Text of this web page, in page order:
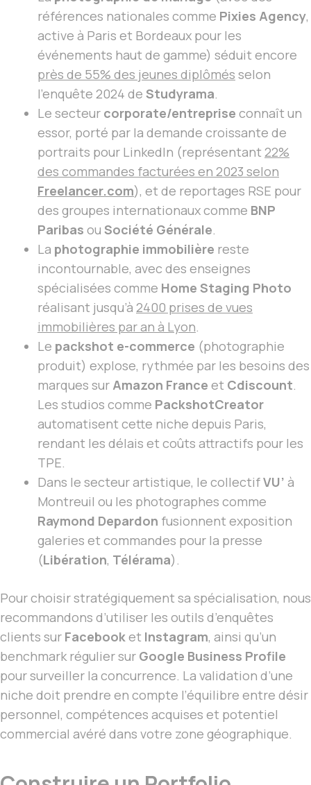
références nationales comme Pixies Agency,
active à Paris et Bordeaux pour les
événements haut de gamme) séduit encore
près de 55% des jeunes diplômés selon
l’enquête 2024 de Studyrama.
Le secteur corporate/entreprise connaît un
essor, porté par la demande croissante de
portraits pour LinkedIn (représentant 22%
des commandes facturées en 2023 selon
Freelancer.com), et de reportages RSE pour
des groupes internationaux comme BNP
Paribas ou Société Générale.
La photographie immobilière reste
incontournable, avec des enseignes
spécialisées comme Home Staging Photo
réalisant jusqu’à 2400 prises de vues
immobilières par an à Lyon.
Le packshot e-commerce (photographie
produit) explose, rythmée par les besoins des
marques sur Amazon France et Cdiscount.
Les studios comme PackshotCreator
automatisent cette niche depuis Paris,
rendant les délais et coûts attractifs pour les
TPE.
Dans le secteur artistique, le collectifVU’ à
Montreuil ou les photographes comme
Raymond Depardon fusionnent exposition
galeries et commandes pour la presse
(Libération, Télérama).
Pour choisir stratégiquement sa spécialisation, nous
recommandons d’utiliser les outils d’enquêtes
clients sur Facebooket Instagram, ainsi qu’un
benchmark régulier sur Google Business Profile
pour surveiller la concurrence. La validation d’une
niche doit prendre en compte l’équilibre entre désir
personnel, compétences acquises et potentiel
commercial avéré dans votre zone géographique.